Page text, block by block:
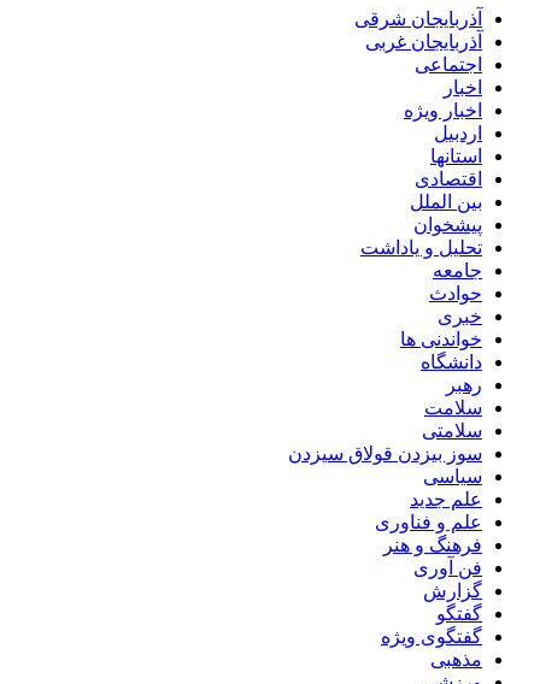
آذربایجان شرقی
آذربایجان غربی
اجتماعی
اخبار
اخبار ویژه
اردبیل
استانها
اقتصادی
بین الملل
پیشخوان
تحلیل و یاداشت
جامعه
حوادث
خبری
خواندنی ها
دانشگاه
رهبر
سلامت
سلامتی
سوز بیزدن قولاق سیزدن
سیاسی
علم جدید
علم و فناوری
فرهنگ و هنر
فن آوری
گزارش
گفتگو
گفتگوی ویژه
مذهبی